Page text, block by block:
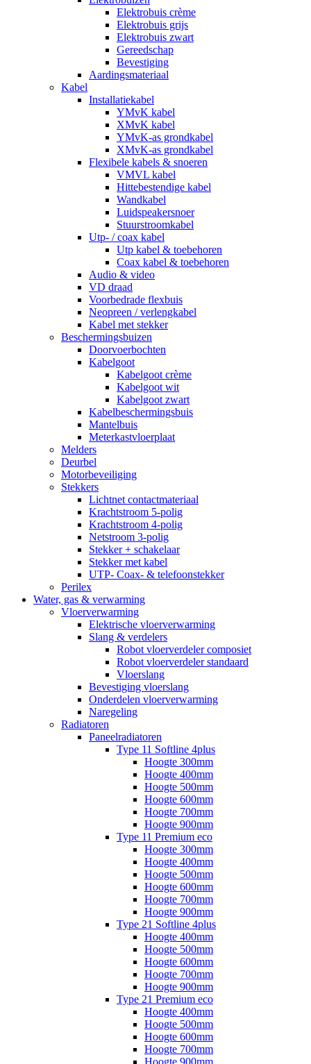
Elektrobuis crème
Elektrobuis grijs
Elektrobuis zwart
Gereedschap
Bevestiging
Aardingsmateriaal
Kabel
Installatiekabel
YMvK kabel
XMvK kabel
YMvK-as grondkabel
XMvK-as grondkabel
Flexibele kabels & snoeren
VMVL kabel
Hittebestendige kabel
Wandkabel
Luidspeakersnoer
Stuurstroomkabel
Utp- / coax kabel
Utp kabel & toebehoren
Coax kabel & toebehoren
Audio & video
VD draad
Voorbedrade flexbuis
Neopreen / verlengkabel
Kabel met stekker
Beschermingsbuizen
Doorvoerbochten
Kabelgoot
Kabelgoot crème
Kabelgoot wit
Kabelgoot zwart
Kabelbeschermingsbuis
Mantelbuis
Meterkastvloerplaat
Melders
Deurbel
Motorbeveiliging
Stekkers
Lichtnet contactmateriaal
Krachtstroom 5-polig
Krachtstroom 4-polig
Netstroom 3-polig
Stekker + schakelaar
Stekker met kabel
UTP- Coax- & telefoonstekker
Perilex
Water, gas & verwarming
Vloerverwarming
Elektrische vloerverwarming
Slang & verdelers
Robot vloerverdeler composiet
Robot vloerverdeler standaard
Vloerslang
Bevestiging vloerslang
Onderdelen vloerverwarming
Naregeling
Radiatoren
Paneelradiatoren
Type 11 Softline 4plus
Hoogte 300mm
Hoogte 400mm
Hoogte 500mm
Hoogte 600mm
Hoogte 700mm
Hoogte 900mm
Type 11 Premium eco
Hoogte 300mm
Hoogte 400mm
Hoogte 500mm
Hoogte 600mm
Hoogte 700mm
Hoogte 900mm
Type 21 Softline 4plus
Hoogte 400mm
Hoogte 500mm
Hoogte 600mm
Hoogte 700mm
Hoogte 900mm
Type 21 Premium eco
Hoogte 400mm
Hoogte 500mm
Hoogte 600mm
Hoogte 700mm
Hoogte 900mm